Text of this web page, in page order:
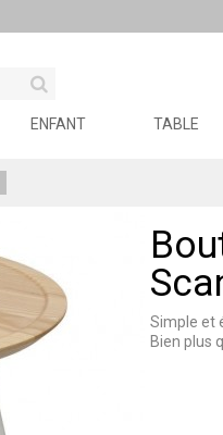
ENFANT TABLE
Simple et
Bien plus